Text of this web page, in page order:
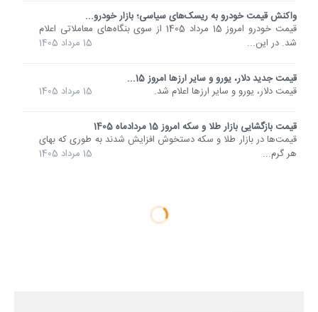
واکنش قیمت خودرو به ریسک‌های سیاسی؛ بازار خودرو...
قیمت خودرو امروز 15 مرداد 1405 از سوی بنگاه‌های معاملاتی اعلام
شد. در این...
15 مرداد 1405
قیمت جدید دلار، یورو و سایر ارزها امروز 15...
قیمت دلار، یورو و سایر ارزها اعلام شد.
15 مرداد 1405
قیمت بازگشایی بازار طلا و سکه امروز 15 مردادماه 1405
قیمت‌ها در بازار طلا و سکه دستخوش افزایش شدند به طوری که بهای
هر گرم...
15 مرداد 1405